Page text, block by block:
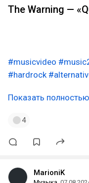
The Warning —
#musicvideo
#hardrock
Показать полностью
4
MarioniK